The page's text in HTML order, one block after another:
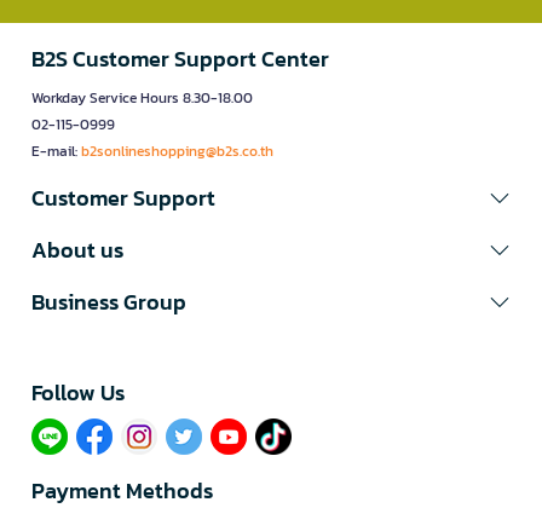
B2S Customer Support Center
Workday Service Hours 8.30-18.00
02-115-0999
E-mail:b2sonlineshopping@b2s.co.th
Customer Support
About us
Business Group
Follow Us​
Payment Methods